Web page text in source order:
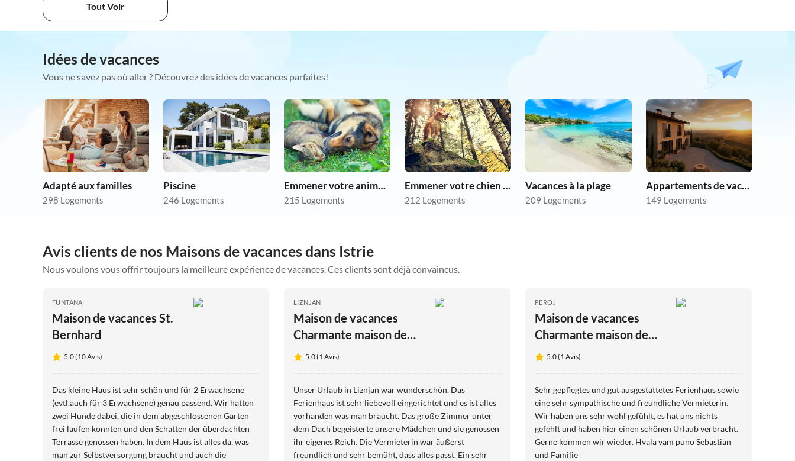
Tout Voir
Idées de vacances
Vous ne savez pas où aller ? Découvrez des idées de vacances parfaites!
Adapté aux familles
298 Logements
Piscine
246 Logements
Emmener votre animal en vacances
215 Logements
Emmener votre chien en vacances
212 Logements
Vacances à la plage
209 Logements
Appartements de vacances pas chers
149 Logements
Avis clients de nos Maisons de vacances dans Istrie
Nous voulons vous offrir toujours la meilleure expérience de vacances. Ces clients sont déjà convaincus.
FUNTANA
Maison de vacances St.
Bernhard
5.0 (10 Avis)
Das kleine Haus ist sehr schön und für 2 Erwachsene
(evtl.auch für 3 Erwachsene) genau passend. Wir hatten
zwei Hunde dabei, die in dem abgeschlossenen Garten
frei laufen konnten und den Schatten der überdachten
Terrasse genossen haben. In dem Haus ist alles da, was
man zur Selbstversorgung braucht und auch die
LIZNJAN
Maison de vacances
Charmante maison de
vacances LILLIAN près
5.0 (1 Avis)
Unser Urlaub in Liznjan war wunderschön. Das
Ferienhaus ist sehr liebevoll eingerichtet und es ist alles
vorhanden was man braucht. Das große Zimmer unter
dem Dach begeisterte unsere Mädchen und sie genossen
ihr eigenes Reich. Die Vermieterin war äußerst
freundlich und sehr bemüht, dass alles passt. Ein sehr
PEROJ
Maison de vacances
Charmante maison de
vacances LIVIA avec 2
5.0 (1 Avis)
Sehr gepflegtes und gut ausgestattetes Ferienhaus sowie
eine sehr sympathische und freundliche Vermieterin.
Wir haben uns sehr wohl gefühlt, es hat uns nichts
gefehlt und haben hier einen schönen Urlaub verbracht.
Gerne kommen wir wieder. Hvala vam puno Sebastian
und Familie